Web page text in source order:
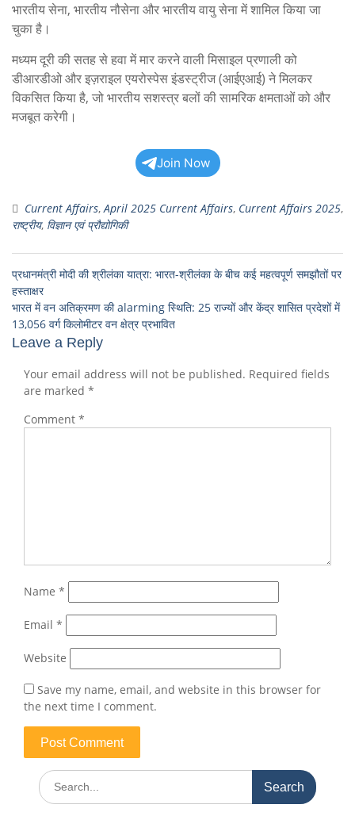
भारतीय सेना, भारतीय नौसेना और भारतीय वायु सेना में शामिल किया जा
चुका है।
मध्यम दूरी की सतह से हवा में मार करने वाली मिसाइल प्रणाली को
डीआरडीओ और इज़राइल एयरोस्पेस इंडस्ट्रीज (आईएआई) ने मिलकर
विकसित किया है, जो भारतीय सशस्त्र बलों की सामरिक क्षमताओं को और
मजबूत करेगी।
Join Now
Current Affairs,April 2025 Current Affairs, Current Affairs 2025,
राष्ट्रीय, विज्ञान एवं प्रौद्योगिकी
प्रधानमंत्री मोदी की श्रीलंका यात्रा: भारत-श्रीलंका के बीच कई महत्वपूर्ण समझौतों पर
हस्ताक्षर
भारत में वन अतिक्रमण की alarming स्थिति: 25 राज्यों और केंद्र शासित प्रदेशों में
13,056 वर्ग किलोमीटर वन क्षेत्र प्रभावित
Leave a Reply
Your email address will not be published. Required fields
are marked *
Comment *
Name *
Email *
Website
Save my name, email, and website in this browser for
the next time I comment.